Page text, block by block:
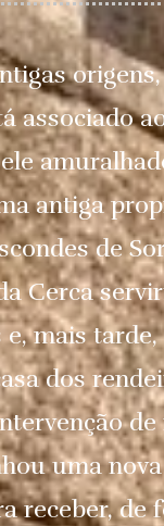
associado
antiga
de
Cerca
mais
dos
uma
receber, de